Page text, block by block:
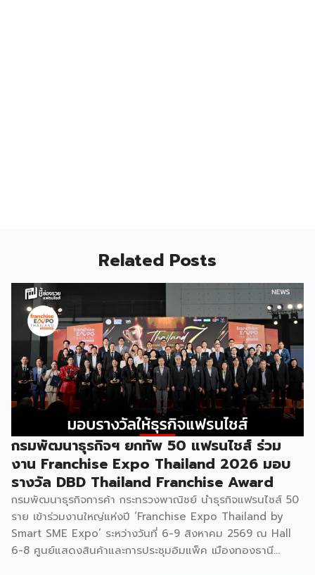
Related Posts
กรมพัฒนาธุรกิจฯ ยกทัพ 50 แฟรนไชส์ ร่วม
งาน Franchise Expo Thailand 2026 มอบ
รางวัล DBD Thailand Franchise Award
กรมพัฒนาธุรกิจการค้า กระทรวงพาณิชย์ นำธุรกิจแฟรนไชส์ 50
ราย เข้าร่วมงานใหญ่แห่งปี ‘Franchise Expo Thailand by
Smart SME Expo’ ระหว่างวันที่ 6-9 สิงหาคม 2569 ณ Hall
6-8 ศูนย์แสดงสินค้าและการประชุมอิมแพ็ค เมืองทองธานี